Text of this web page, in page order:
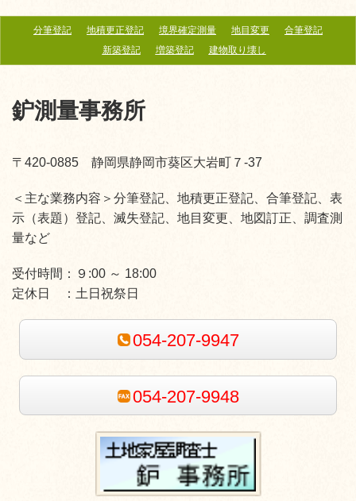
分筆登記 地積更正登記 境界確定測量 地目変更
合筆登記
新築登記
増築登記 建物取り壊し
鈩測量事務所
〒420-0885 静岡県静岡市葵区大岩町７‐37
＜主な業務内容＞分筆登記、地積更正登記、合筆登記、表
示（表題）登記、滅失登記、地目変更、地図訂正、調査測
量など
受付時間：
９:00 ～ 18:00
定休日 ： 土日祝祭日
054-207-9947
054-207-9948